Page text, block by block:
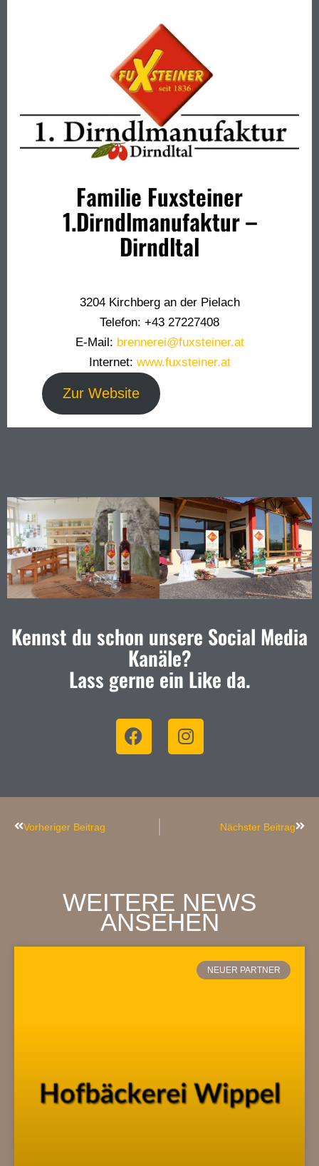
Familie Fuxsteiner
1.Dirndlmanufaktur –
Dirndltal
3204 Kirchberg an der Pielach
Telefon: +43 27227408
E-Mail: brennerei@fuxsteiner.at
Internet: www.fuxsteiner.at
Zur Website
Kennst du schon unsere Social Media
Kanäle?
Lass gerne ein Like da.
Vorheriger Beitrag Nächster Beitrag
WEITERE NEWS
ANSEHEN
NEUER PARTNER